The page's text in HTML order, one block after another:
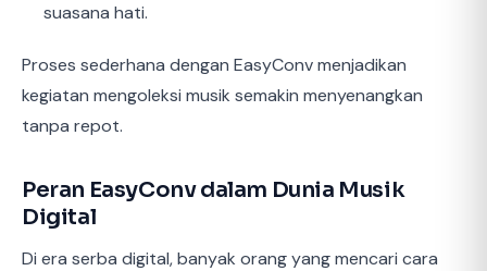
suasana hati.
Proses sederhana dengan EasyConv menjadikan
kegiatan mengoleksi musik semakin menyenangkan
tanpa repot.
Peran EasyConv dalam Dunia Musik
Digital
Di era serba digital, banyak orang yang mencari cara